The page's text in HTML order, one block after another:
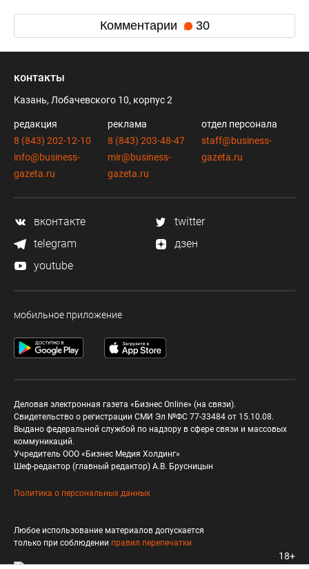
Комментарии 30
контакты
Казань, Лобачевского 10, корпус 2
редакция
8 (843) 202-12-10
info@business-
gazeta.ru
реклама
8 (843) 203-48-47
mir@business-
gazeta.ru
отдел персонала
staff@business-
gazeta.ru
вконтакте
twitter
telegram
дзен
youtube
мобильное приложение
Деловая электронная газета «Бизнес Online» (на связи).
Свидетельство о регистрации СМИ Эл №ФС 77-33484 от 15.10.08.
Выдано федеральной службой по надзору в сфере связи и массовых
коммуникаций.
Учредитель ООО «Бизнес Медия Холдинг»
Шеф-редактор (главный редактор) А.В. Брусницын
Политика о персональных данных
Любое использование материалов допускается
только при соблюдении правил перепечатки
18+